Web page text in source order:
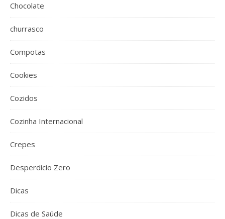
Chocolate
churrasco
Compotas
Cookies
Cozidos
Cozinha Internacional
Crepes
Desperdício Zero
Dicas
Dicas de Saúde